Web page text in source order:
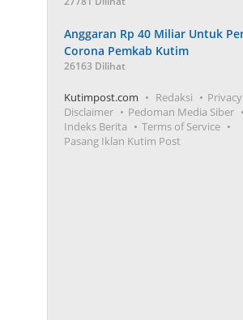
Anggaran Rp 40 Miliar Untuk
Corona Pemkab Kutim
26163 Dilihat
Kutimpost.com Redaksi
Disclaimer
Pedoman Media Siber
Indeks Berita
Terms of Service
Pasang Iklan Kutim Post